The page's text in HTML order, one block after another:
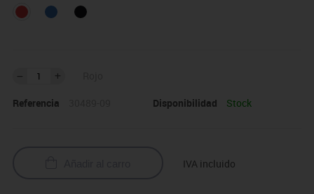
Referencia Disponibilidad Stock
IVA incluido